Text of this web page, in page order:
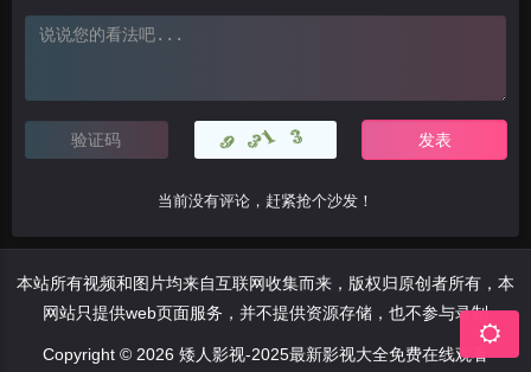
当前没有评论，赶紧抢个沙发！
本站所有视频和图片均来自互联网收集而来，版权归原创者所有，本
网站只提供web页面服务，并不提供资源存储，也不参与录制
Copyright © 2026 矮人影视-2025最新影视大全免费在线观看